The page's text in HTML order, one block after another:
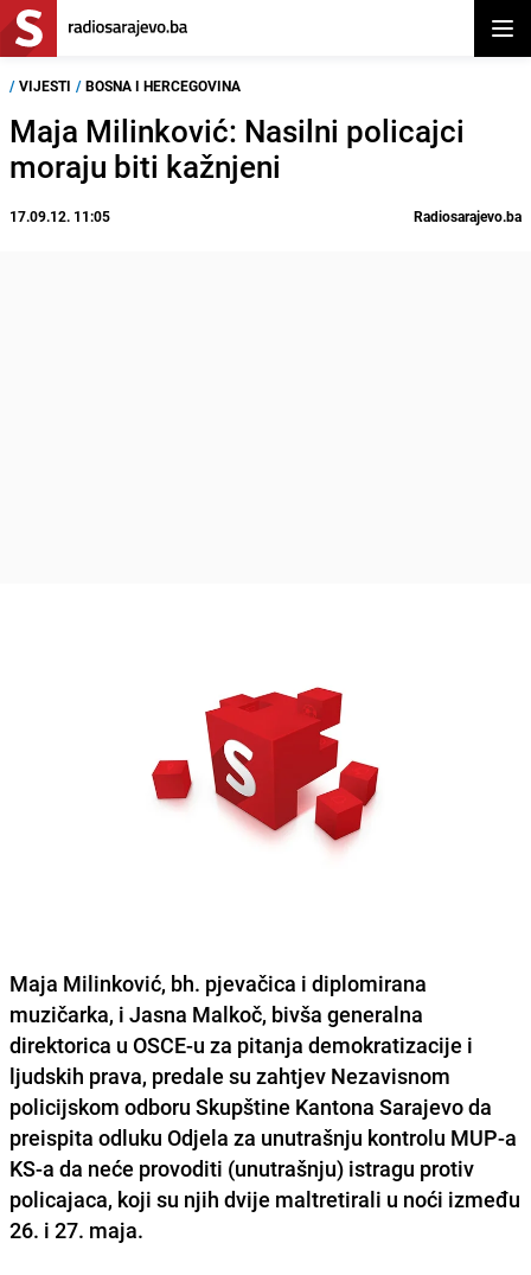
/ VIJESTI / BOSNA I HERCEGOVINA
Maja Milinković: Nasilni policajci
moraju biti kažnjeni
17.09.12. 11:05 Radiosarajevo.ba
Maja Milinković, bh. pjevačica i diplomirana
muzičarka, i Jasna Malkoč, bivša generalna
direktorica u OSCE-u za pitanja demokratizacije i
ljudskih prava, predale su zahtjev Nezavisnom
policijskom odboru Skupštine Kantona Sarajevo da
preispita odluku Odjela za unutrašnju kontrolu MUP-a
KS-a da neće provoditi (unutrašnju) istragu protiv
policajaca, koji su njih dvije maltretirali u noći između
26. i 27. maja.